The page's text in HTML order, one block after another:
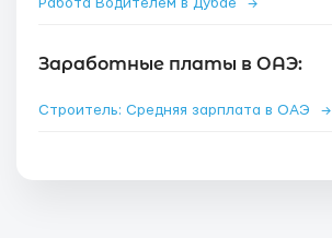
Работа Водителем в Дубае →
Заработные платы в ОАЭ:
Строитель: Средняя зарплата в ОАЭ →